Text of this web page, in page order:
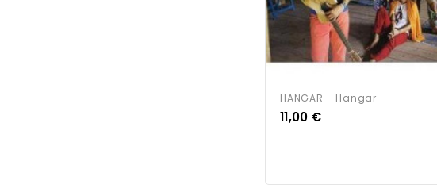
HANGAR - Hangar
Prix
11,00 €